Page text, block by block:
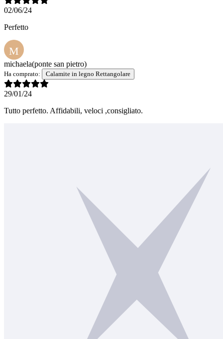
02/06/24
Perfetto
M
michaela(ponte san pietro)
Ha comprato: Calamite in legno Rettangolare
29/01/24
Tutto perfetto. Affidabili, veloci ,consigliato.